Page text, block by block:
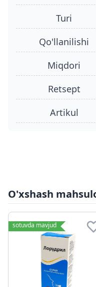
turi
qo'llanilishi
miqdori
retsept
Artikul
O'xshash
sotuvda mavjud